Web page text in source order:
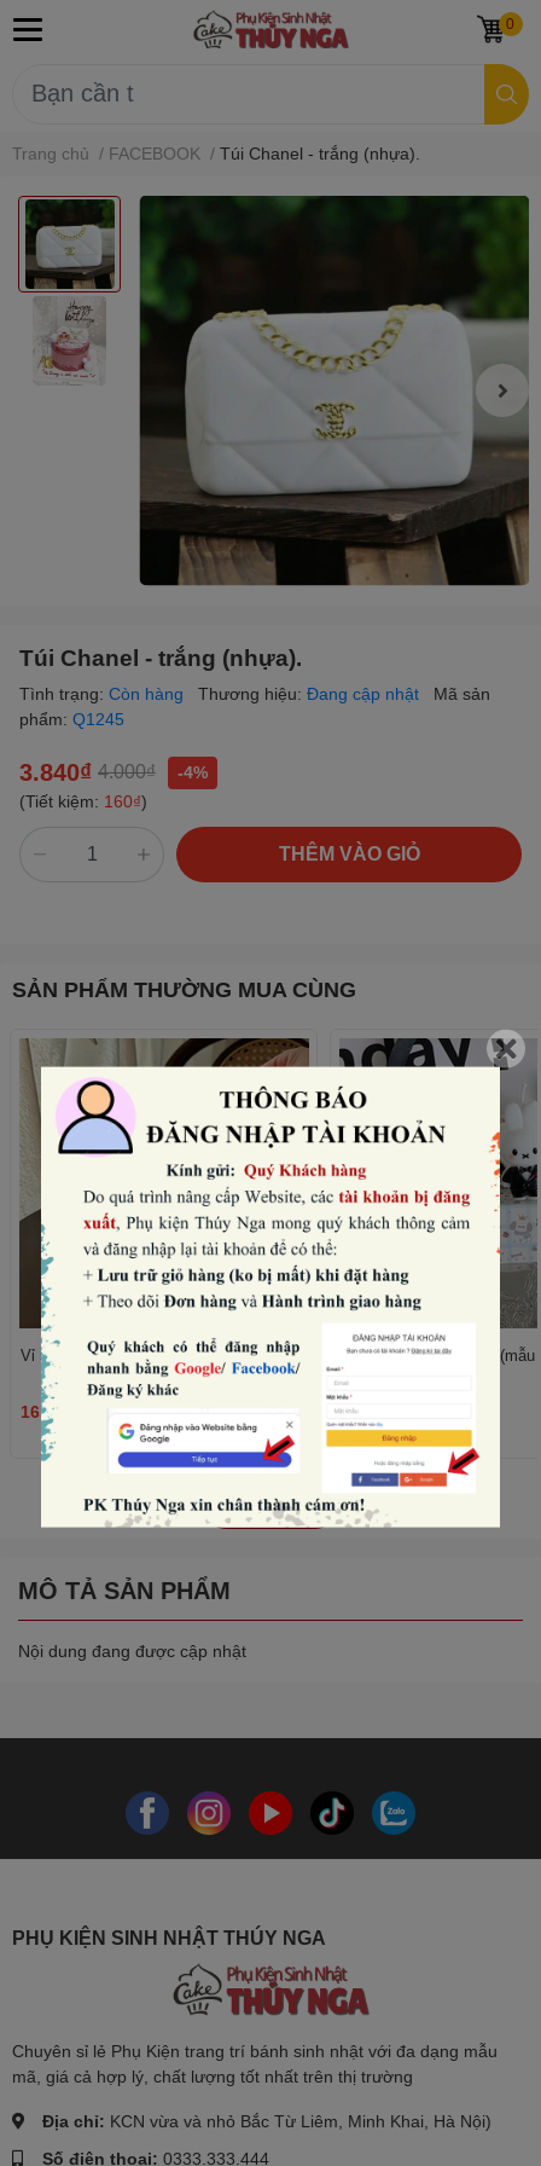
0
Trang chủ / FACEBOOK / Túi Chanel - trắng (nhựa).
Túi Chanel - trắng (nhựa).
Tình trạng: Còn hàng Thương hiệu: Đang cập nhật
Mã sản
phẩm: Q1245
3.840₫ 4.000₫
-4%
(Tiết kiệm: 160₫)
THÊM VÀO GIỎ
SẢN PHẨM THƯỜNG MUA CÙNG
Vỉ 5 nến thỏ -VÁY đen (mẫu nữ).
16.000₫
Vỉ 5 nến thỏ -vest đen (mẫu
16.000₫
Xem tất cả
MÔ TẢ SẢN PHẨM
Nội dung đang được cập nhật
PHỤ KIỆN SINH NHẬT THÚY NGA
Chuyên sỉ lẻ Phụ Kiện trang trí bánh sinh nhật với đa dạng mẫu
mã, giá cả hợp lý, chất lượng tốt nhất trên thị trường
Địa chỉ: KCN vừa và nhỏ Bắc Từ Liêm, Minh Khai, Hà Nội)
Số điện thoại: 0333.333.444